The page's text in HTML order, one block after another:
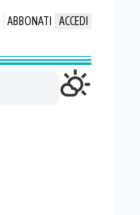
ABBONATI ACCEDI